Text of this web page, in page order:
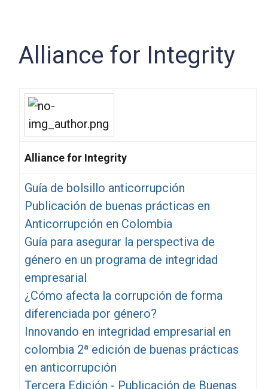
Alliance for Integrity
Alliance for Integrity
Guía de bolsillo anticorrupción
Publicación de buenas prácticas en
Anticorrupción en Colombia
Guía para asegurar la perspectiva de
género en un programa de integridad
empresarial
¿Cómo afecta la corrupción de forma
diferenciada por género?
Innovando en integridad empresarial en
colombia 2ª edición de buenas prácticas
en anticorrupción
Tercera Edición - Publicación de Buenas